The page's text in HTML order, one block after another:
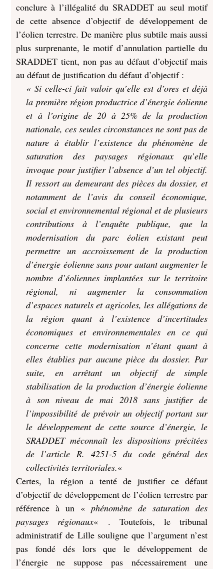
conclure à l’illégalité du SRADDET au seul motif
de cette absence d’objectif de développement de
l’éolien terrestre. De manière plus subtile mais aussi
plus surprenante, le motif d’annulation partielle du
SRADDET tient, non pas au défaut d’objectif mais
au défaut de justification du défaut d’objectif :
« Si celle-ci fait valoir qu’elle est d’ores et déjà
la première région productrice d’énergie éolienne
et à l’origine de 20 à 25% de la production
nationale, ces seules circonstances ne sont pas de
nature à établir l’existence du phénomène de
saturation des paysages régionaux qu’elle
invoque pour justifier l’absence d’un tel objectif.
Il ressort au demeurant des pièces du dossier, et
notamment de l’avis du conseil économique,
social et environnemental régional et de plusieurs
contributions à l’enquête publique, que la
modernisation du parc éolien existant peut
permettre un accroissement de la production
d’énergie éolienne sans pour autant augmenter le
nombre d’éoliennes implantées sur le territoire
régional, ni augmenter la consommation
d’espaces naturels et agricoles, les allégations de
la région quant à l’existence d’incertitudes
économiques et environnementales en ce qui
concerne cette modernisation n’étant quant à
elles établies par aucune pièce du dossier. Par
suite, en arrêtant un objectif de simple
stabilisation de la production d’énergie éolienne
à son niveau de mai 2018 sans justifier de
l’impossibilité de prévoir un objectif portant sur
le développement de cette source d’énergie, le
SRADDET méconnaît les dispositions précitées
de l’article R. 4251-5 du code général des
collectivités territoriales.«
Certes, la région a tenté de justifier ce défaut
d’objectif de développement de l’éolien terrestre par
référence à un «phénomène de saturation des
paysages régionaux« . Toutefois, le tribunal
administratif de Lille souligne que l’argument n’est
pas fondé dés lors que le développement de
l’énergie ne suppose pas nécessairement une